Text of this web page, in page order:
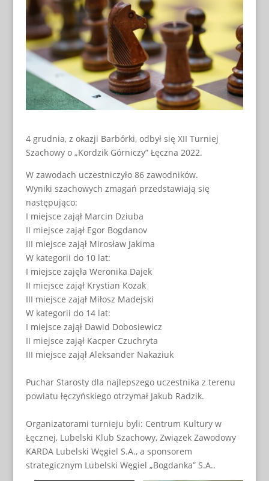
4 grudnia, z okazji Barbórki, odbył się XII Turniej
Szachowy o „Kordzik Górniczy” Łęczna 2022.
W zawodach uczestniczyło 86 zawodników.
Wyniki szachowych zmagań przedstawiają się
następująco:
I miejsce zajął Marcin Dziuba
II miejsce zajął Egor Bogdanov
III miejsce zajął Mirosław Jakima
W kategorii do 10 lat:
I miejsce zajęła Weronika Dajek
II miejsce zajął Krystian Kozak
III miejsce zajął Miłosz Madejski
W kategorii do 14 lat:
I miejsce zajął Dawid Dobosiewicz
II miejsce zajął Kacper Czuchryta
III miejsce zajął Aleksander Nakaziuk
Puchar Starosty dla najlepszego uczestnika z terenu
powiatu łęczyńskiego otrzymał Jakub Radzik.
Organizatorami turnieju byli: Centrum Kultury w
Łęcznej, Lubelski Klub Szachowy, Związek Zawodowy
KARDA Lubelski Węgiel S.A., a sponsorem
strategicznym Lubelski Węgiel „Bogdanka” S.A..